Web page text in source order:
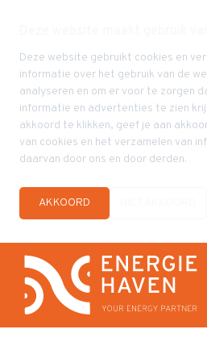
Deze website gebruikt cookies en
informatie over het gebruik van de
analyseren en om er voor te zorgen
informatie en advertenties te zien
akkoord te klikken, geef je aan
van cookies en het verzamelen van
daarvan door ons en door derden.
AKKOORD